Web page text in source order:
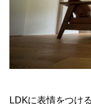
LDKに表情をつけ